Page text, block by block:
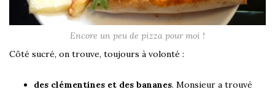
Encore un peu de pizza pour moi !
Côté sucré, on trouve, toujours à volonté :
des clémentines et des bananes. Monsieur a trouvé